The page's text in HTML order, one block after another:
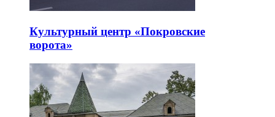
Культурный центр «Покровские
ворота»